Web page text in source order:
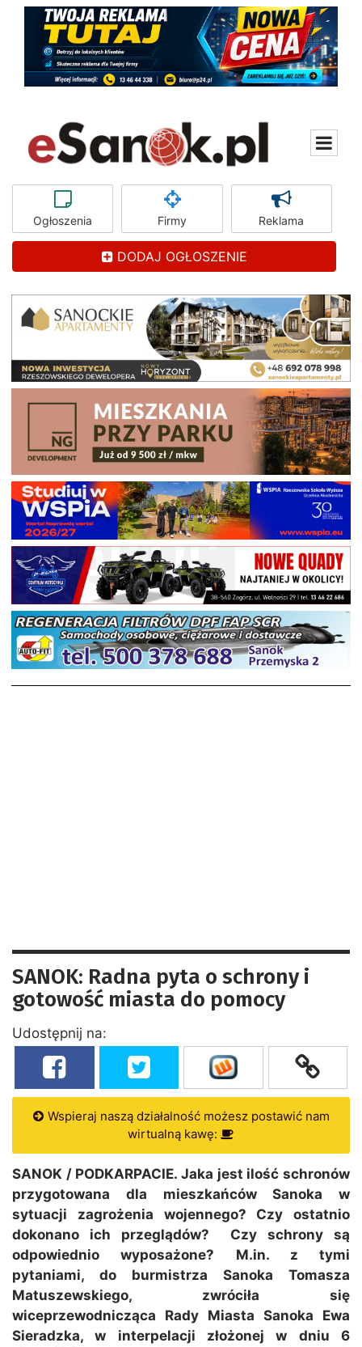
Ogłoszenia Firmy Reklama
DODAJ OGŁOSZENIE
SANOK: Radna pyta o schrony i
gotowość miasta do pomocy
Udostępnij na:
Wspieraj naszą działalność możesz postawić nam
wirtualną kawę:
SANOK / PODKARPACIE. Jaka jest ilość schronów
przygotowana dla mieszkańców Sanoka w
sytuacji zagrożenia wojennego? Czy ostatnio
dokonano ich przeglądów? Czy schrony są
odpowiednio wyposażone? M.in. z tymi
pytaniami, do burmistrza Sanoka Tomasza
Matuszewskiego, zwróciła się
wiceprzewodnicząca Rady Miasta Sanoka Ewa
Sieradzka, w interpelacji złożonej w dniu 6